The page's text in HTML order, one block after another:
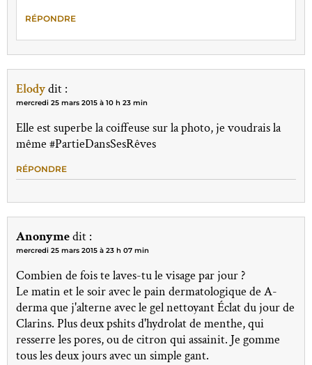
RÉPONDRE
Elodydit :
mercredi 25 mars 2015 à 10 h 23 min
Elle est superbe la coiffeuse sur la photo, je voudrais la
même #PartieDansSesRêves
RÉPONDRE
Anonymedit :
mercredi 25 mars 2015 à 23 h 07 min
Combien de fois te laves-tu le visage par jour ?
Le matin et le soir avec le pain dermatologique de A-
derma que j'alterne avec le gel nettoyant Éclat du jour de
Clarins. Plus deux pshits d'hydrolat de menthe, qui
resserre les pores, ou de citron qui assainit. Je gomme
tous les deux jours avec un simple gant.